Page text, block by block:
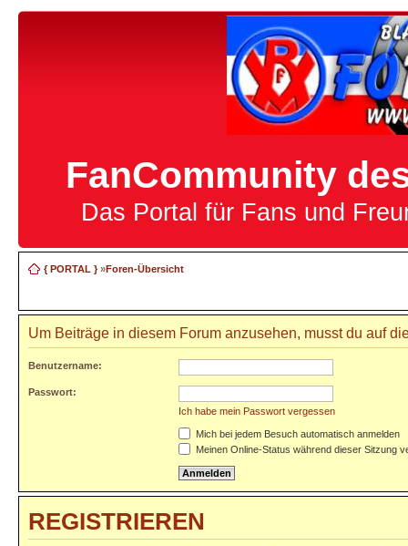
FanCommunity
Das Portal für Fans und
{ PORTAL }»Foren-Übersicht
Um Beiträge in diesem Forum anzusehen, musst du auf
Benutzername:
Passwort:
Ich habe mein Passwort vergessen
Mich bei jedem Besuch automatisch anmelden
Meinen Online-Status während dieser Sitzung
REGISTRIEREN